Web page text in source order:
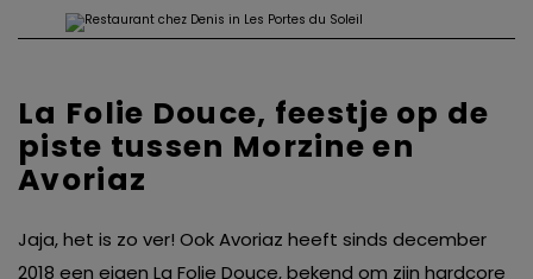
La Folie Douce, feestje op de
piste tussen Morzine en
Avoriaz
Jaja, het is zo ver! Ook Avoriaz heeft sinds december
2018 een eigen La Folie Douce, bekend om zijn hardcore